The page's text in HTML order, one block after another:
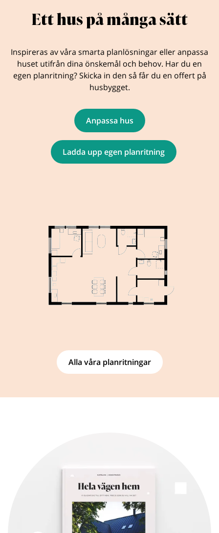
Ett hus på många sätt
Inspireras av våra smarta planlösningar eller anpassa
huset utifrån dina önskemål och behov. Har du en
egen planritning? Skicka in den så får du en offert på
husbygget.
Anpassa hus
Ladda upp egen planritning
Alla våra planritningar